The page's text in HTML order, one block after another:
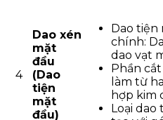
4
Dao xén
mặt
đầu
(Dao
tiện
mặt
đầu)
Dao tiện
chính:
dao vạt
Phần
làm từ
hợp kim
Loại dao